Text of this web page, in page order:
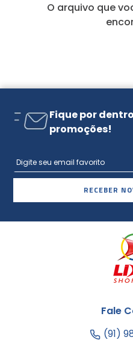
O arquivo que
Fique por
promoções!
RECEBER
Fale
(91)